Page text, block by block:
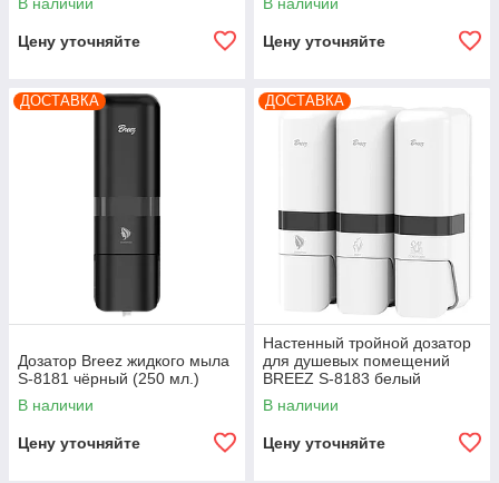
Цену уточняйте Цену уточняйте
ДОСТАВКА
Дозатор Breez жидкого мыла
S-8181 чёрный (250 мл.)
В наличии
Цену уточняйте
ДОСТАВКА
Настенный тройной дозатор
для душевых помещений
BREEZ S-8183 белый
(250мл. x3)
В наличии
Цену уточняйте